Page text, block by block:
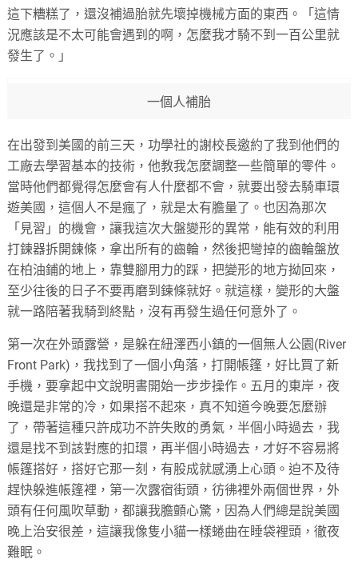
這下糟糕了，還沒補過胎就先壞掉機械方面的東西。「這情
況應該是不太可能會遇到的啊，怎麼我才騎不到一百公里就
發生了。」
一個人補胎
在出發到美國的前三天，功學社的謝校長邀約了我到他們的
工廠去學習基本的技術，他教我怎麼調整一些簡單的零件。
當時他們都覺得怎麼會有人什麼都不會，就要出發去騎車環
遊美國，這個人不是瘋了，就是太有膽量了。也因為那次
「見習」的機會，讓我這次大盤變形的異常，能有效的利用
打鍊器拆開鍊條，拿出所有的齒輪，然後把彎掉的齒輪盤放
在柏油鋪的地上，靠雙腳用力的踩，把變形的地方拗回來，
至少往後的日子不要再磨到鍊條就好。就這樣，變形的大盤
就一路陪著我騎到終點，沒有再發生過任何意外了。
第一次在外頭露營，是躲在紐澤西小鎮的一個無人公園(River
Front Park)，我找到了一個小角落，打開帳篷，好比買了新
手機，要拿起中文說明書開始一步步操作。五月的東岸，夜
晚還是非常的冷，如果搭不起來，真不知道今晚要怎麼辦
了，帶著這種只許成功不許失敗的勇氣，半個小時過去，我
還是找不到該對應的扣環，再半個小時過去，才好不容易將
帳篷搭好，搭好它那一刻，有股成就感湧上心頭。迫不及待
趕快躲進帳篷裡，第一次露宿街頭，彷彿裡外兩個世界，外
頭有任何風吹草動，都讓我膽顫心驚，因為人們總是說美國
晚上治安很差，這讓我像隻小貓一樣蜷曲在睡袋裡頭，徹夜
難眠。